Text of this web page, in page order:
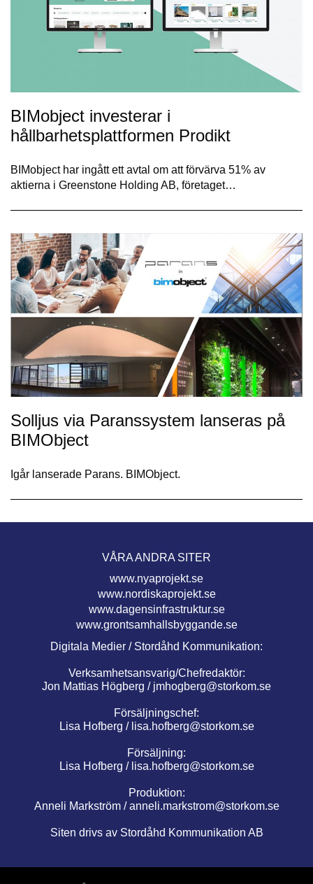
BIMobject investerar i
hållbarhetsplattformen Prodikt
BIMobject har ingått ett avtal om att förvärva 51% av
aktierna i Greenstone Holding AB, företaget…
Solljus via Paranssystem lanseras på
BIMObject
Igår lanserade Parans. BIMObject.
VÅRA ANDRA SITER
www.nyaprojekt.se
www.nordiskaprojekt.se
www.dagensinfrastruktur.se
www.grontsamhallsbyggande.se
Digitala Medier / Stordåhd Kommunikation:
Verksamhetsansvarig/Chefredaktör:
Jon Mattias Högberg / jmhogberg@storkom.se
Försäljningschef:
Lisa Hofberg / lisa.hofberg@storkom.se
Försäljning:
Lisa Hofberg / lisa.hofberg@storkom.se
Produktion:
Anneli Markström /anneli.markstrom@storkom.se
Siten drivs av Stordåhd Kommunikation AB